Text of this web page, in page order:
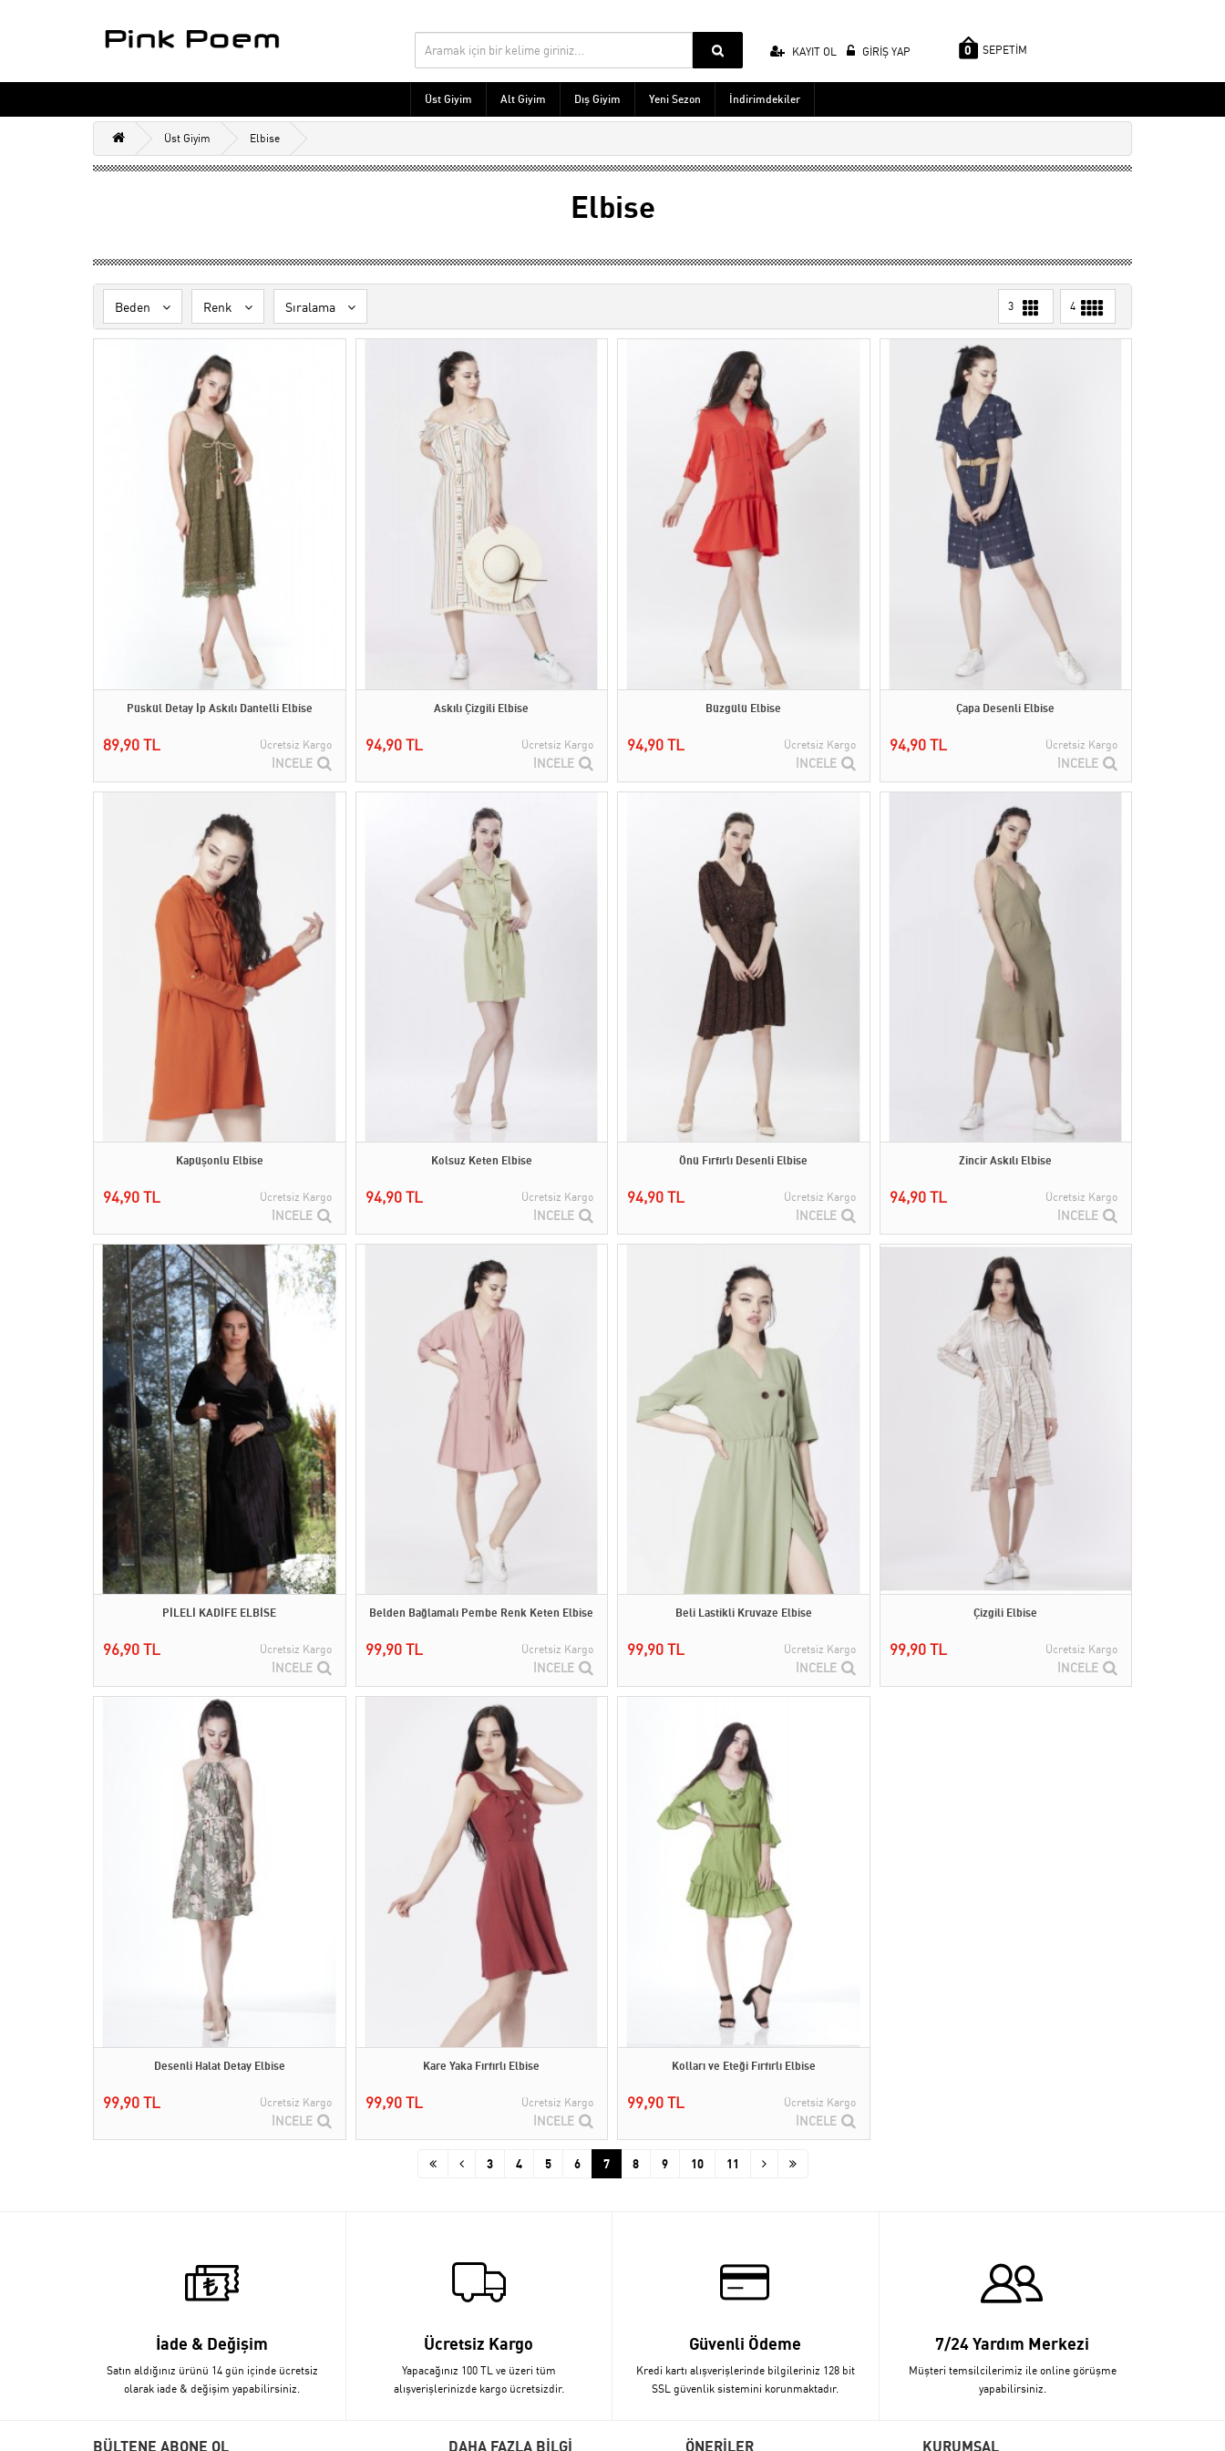
KAYIT OL GİRİŞ YAP 0 SEPETİM
Üst Giyim Alt Giyim Dış Giyim Yeni Sezon İndirimdekiler
Üst Giyim Elbise
Elbise
Beden Renk Sıralama 3 4
Püskül Detay İp Askılı Dantelli Elbise
89,90 TL Ücretsiz Kargo
İNCELE
Askılı Çizgili Elbise
94,90 TL Ücretsiz Kargo
İNCELE
Büzgülü Elbise
94,90 TL Ücretsiz Kargo
İNCELE
Çapa Desenli Elbise
94,90 TL Ücretsiz Kargo
İNCELE
Kapüşonlu Elbise
94,90 TL Ücretsiz Kargo
İNCELE
Kolsuz Keten Elbise
94,90 TL Ücretsiz Kargo
İNCELE
Önü Fırfırlı Desenli Elbise
94,90 TL Ücretsiz Kargo
İNCELE
Zincir Askılı Elbise
94,90 TL Ücretsiz Kargo
İNCELE
PİLELİ KADİFE ELBİSE
96,90 TL Ücretsiz Kargo
İNCELE
Belden Bağlamalı Pembe Renk Keten Elbise
99,90 TL Ücretsiz Kargo
İNCELE
Beli Lastikli Kruvaze Elbise
99,90 TL Ücretsiz Kargo
İNCELE
Çizgili Elbise
99,90 TL Ücretsiz Kargo
İNCELE
Desenli Halat Detay Elbise
99,90 TL Ücretsiz Kargo
İNCELE
Kare Yaka Fırfırlı Elbise
99,90 TL Ücretsiz Kargo
İNCELE
Kolları ve Eteği Fırfırlı Elbise
99,90 TL Ücretsiz Kargo
İNCELE
3 4 5 6 7 8 9 10 11
İade & Değişim
Satın aldığınız ürünü 14 gün içinde ücretsiz
olarak iade & değişim yapabilirsiniz.
Ücretsiz Kargo
Yapacağınız 100 TL ve üzeri tüm
alışverişlerinizde kargo ücretsizdir.
Güvenli Ödeme
Kredi kartı alışverişlerinde bilgileriniz 128 bit
SSL güvenlik sistemini korunmaktadır.
7/24 Yardım Merkezi
Müşteri temsilcilerimiz ile online görüşme
yapabilirsiniz.
BÜLTENE ABONE OL DAHA FAZLA BİLGİ ÖNERİLER KURUMSAL